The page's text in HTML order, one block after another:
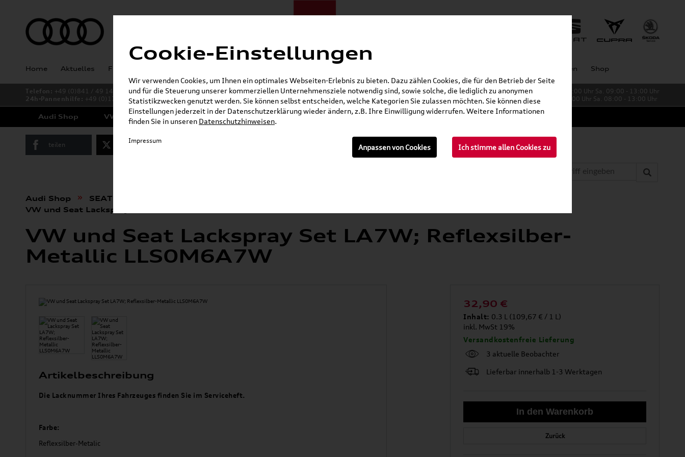
Home Aktuelles Fahrzeugankauf Großkunden Shop
Telefon: +49 (0)841 / 49 140
24h-Pannenhilfe: +49 (0)171 / 870 72 87 Öffnet in 1 Stunden, 2 Minuten Verkauf:Mo. - Fr. 08:00 - 19:00 Uhr Sa. 09:00 - 13:00 Uhr
Service:Mo. - Fr. 06:00 - 20:00 Uhr Sa. 08:00 - 13:00 Uhr
Audi Shop VW Shop Cupra Shop Seat Shop Audi E-Mobility Shop
teilen Twitter
Audi Shop » SEAT Produkte
VW und Seat Lackspray Set LA7W; Reflexsilber-Metallic LLS0M6A7W
VW und Seat Lackspray Set LA7W; Reflexsilber-
Metallic LLS0M6A7W
Artikelbeschreibung
Die Lacknummer Ihres Fahrzeuges finden Sie im Serviceheft.
Farbe:
Reflexsilber-Metalic
32,90 €
Inhalt: 0.3 L (109,67 € / 1 L)
inkl. MwSt 19%
Versandkostenfreie Lieferung
3 aktuelle Beobachter
Lieferbar innerhalb 1-3 Werktagen
Zurück
Cookie-Einstellungen
Wir verwenden Cookies, um Ihnen ein optimales Webseiten-Erlebnis zu bieten. Dazu zählen Cookies, die für den Betrieb der Seite
und für die Steuerung unserer kommerziellen Unternehmensziele notwendig sind, sowie solche, die lediglich zu anonymen
Statistikzwecken genutzt werden. Sie können selbst entscheiden, welche Kategorien Sie zulassen möchten. Sie können diese
Einstellungen jederzeit in der Datenschutzerklärung wieder ändern, z.B. Ihre Einwilligung widerrufen. Weitere Informationen
finden Sie in unseren Datenschutzhinweisen.
Ich stimme allen Cookies zu
Anpassen von Cookies
Impressum